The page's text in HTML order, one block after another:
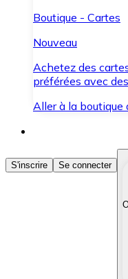
Boutique - Cartes
Nouveau
Achetez des
préférées avec
Aller à la boutique
Acheter des
Achetez les
Convertissez
S'inscrire Se connecter